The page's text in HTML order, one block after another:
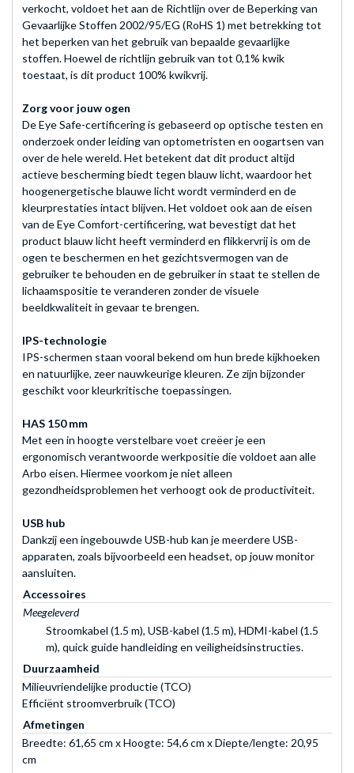
verkocht, voldoet het aan de Richtlijn over de Beperking van
Gevaarlijke Stoffen 2002/95/EG (RoHS 1) met betrekking tot
het beperken van het gebruik van bepaalde gevaarlijke
stoffen. Hoewel de richtlijn gebruik van tot 0,1% kwik
toestaat, is dit product 100% kwikvrij.
Zorg voor jouw ogen
De Eye Safe-certificering is gebaseerd op optische testen en
onderzoek onder leiding van optometristen en oogartsen van
over de hele wereld. Het betekent dat dit product altijd
actieve bescherming biedt tegen blauw licht, waardoor het
hoogenergetische blauwe licht wordt verminderd en de
kleurprestaties intact blijven. Het voldoet ook aan de eisen
van de Eye Comfort-certificering, wat bevestigt dat het
product blauw licht heeft verminderd en flikkervrij is om de
ogen te beschermen en het gezichtsvermogen van de
gebruiker te behouden en de gebruiker in staat te stellen de
lichaamspositie te veranderen zonder de visuele
beeldkwaliteit in gevaar te brengen.
IPS-technologie
IPS-schermen staan vooral bekend om hun brede kijkhoeken
en natuurlijke, zeer nauwkeurige kleuren. Ze zijn bijzonder
geschikt voor kleurkritische toepassingen.
HAS 150 mm
Met een in hoogte verstelbare voet creëer je een
ergonomisch verantwoorde werkpositie die voldoet aan alle
Arbo eisen. Hiermee voorkom je niet alleen
gezondheidsproblemen het verhoogt ook de productiviteit.
USB hub
Dankzij een ingebouwde USB-hub kan je meerdere USB-
apparaten, zoals bijvoorbeeld een headset, op jouw monitor
aansluiten.
Accessoires
Meegeleverd
Stroomkabel (1.5 m), USB-kabel (1.5 m), HDMI-kabel (1.5
m), quick guide handleiding en veiligheidsinstructies.
Duurzaamheid
Milieuvriendelijke productie (TCO)
Efficiënt stroomverbruik (TCO)
Afmetingen
Breedte: 61,65 cm x Hoogte: 54,6 cm x Diepte/lengte: 20,95
cm